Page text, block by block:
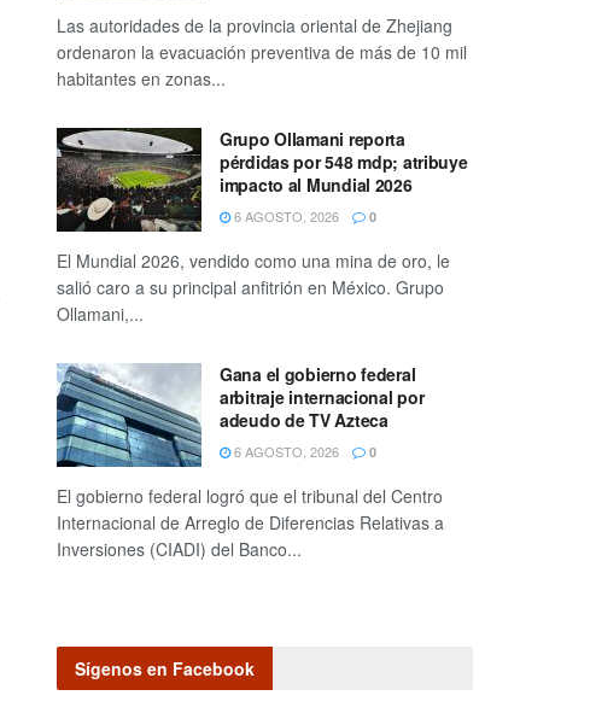
Las autoridades de la provincia oriental de Zhejiang
ordenaron la evacuación preventiva de más de 10 mil
habitantes en zonas...
Grupo Ollamani reporta
pérdidas por 548 mdp; atribuye
impacto al Mundial 2026
6 AGOSTO, 2026 0
El Mundial 2026, vendido como una mina de oro, le
salió caro a su principal anfitrión en México. Grupo
Ollamani,...
Gana el gobierno federal
arbitraje internacional por
adeudo de TV Azteca
6 AGOSTO, 2026 0
El gobierno federal logró que el tribunal del Centro
Internacional de Arreglo de Diferencias Relativas a
Inversiones (CIADI) del Banco...
Sígenos en Facebook